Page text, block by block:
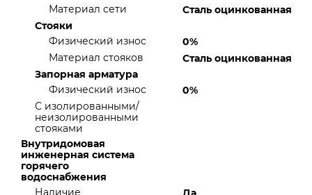
Материал сети
Сталь оцинкованная
Стояки
Физический износ
0%
Материал стояков
Сталь оцинкованная
Запорная арматура
Физический износ
0%
С изолированными/
неизолированными
стояками
Внутридомовая
инженерная система
горячего
водоснабжения
Наличие